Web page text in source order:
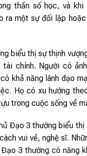
thần số học, và
ra một sự đối lập
biểu thị sự thịnh
chính. Người có
khả năng lãnh đạo
Họ có xu hướng
trong cuộc sống về
Đạo 3 thường biểu
vui vẻ, nghệ sĩ.
3 thường có năng